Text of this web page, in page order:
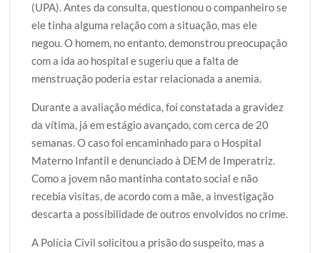
(UPA). Antes da consulta, questionou o companheiro se
ele tinha alguma relação com a situação, mas ele
negou. O homem, no entanto, demonstrou preocupação
com a ida ao hospital e sugeriu que a falta de
menstruação poderia estar relacionada a anemia.
Durante a avaliação médica, foi constatada a gravidez
da vítima, já em estágio avançado, com cerca de 20
semanas. O caso foi encaminhado para o Hospital
Materno Infantil e denunciado à DEM de Imperatriz.
Como a jovem não mantinha contato social e não
recebia visitas, de acordo com a mãe, a investigação
descarta a possibilidade de outros envolvidos no crime.
A Polícia Civil solicitou a prisão do suspeito, mas a